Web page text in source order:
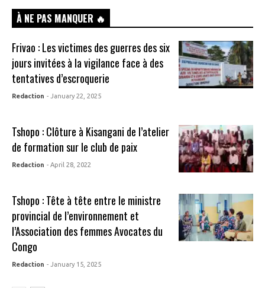
À NE PAS MANQUER 🔥
Frivao : Les victimes des guerres des six
jours invitées à la vigilance face à des
tentatives d’escroquerie
Redaction - January 22, 2025
Tshopo : Clôture à Kisangani de l’atelier
de formation sur le club de paix
Redaction - April 28, 2022
Tshopo : Tête à tête entre le ministre
provincial de l’environnement et
l’Association des femmes Avocates du
Congo
Redaction - January 15, 2025